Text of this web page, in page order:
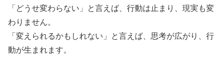
​「どうせ変わらない」と言えば、行動は止まり、現実も変
わりません。
​「変えられるかもしれない」と言えば、思考が広がり、行
動が生まれます。